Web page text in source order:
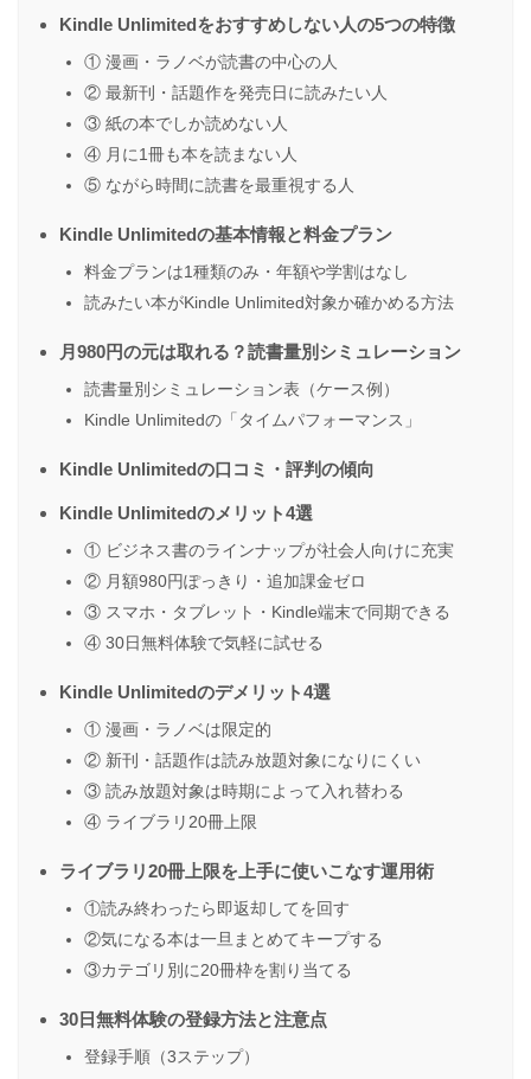
Kindle Unlimitedをおすすめしない人の5つの特徴
① 漫画・ラノベが読書の中心の人
② 最新刊・話題作を発売日に読みたい人
③ 紙の本でしか読めない人
④ 月に1冊も本を読まない人
⑤ ながら時間に読書を最重視する人
Kindle Unlimitedの基本情報と料金プラン
料金プランは1種類のみ・年額や学割はなし
読みたい本がKindle Unlimited対象か確かめる方法
月980円の元は取れる？読書量別シミュレーション
読書量別シミュレーション表（ケース例）
Kindle Unlimitedの「タイムパフォーマンス」
Kindle Unlimitedの口コミ・評判の傾向
Kindle Unlimitedのメリット4選
① ビジネス書のラインナップが社会人向けに充実
② 月額980円ぽっきり・追加課金ゼロ
③ スマホ・タブレット・Kindle端末で同期できる
④ 30日無料体験で気軽に試せる
Kindle Unlimitedのデメリット4選
① 漫画・ラノベは限定的
② 新刊・話題作は読み放題対象になりにくい
③ 読み放題対象は時期によって入れ替わる
④ ライブラリ20冊上限
ライブラリ20冊上限を上手に使いこなす運用術
①読み終わったら即返却してを回す
②気になる本は一旦まとめてキープする
③カテゴリ別に20冊枠を割り当てる
30日無料体験の登録方法と注意点
登録手順（3ステップ）